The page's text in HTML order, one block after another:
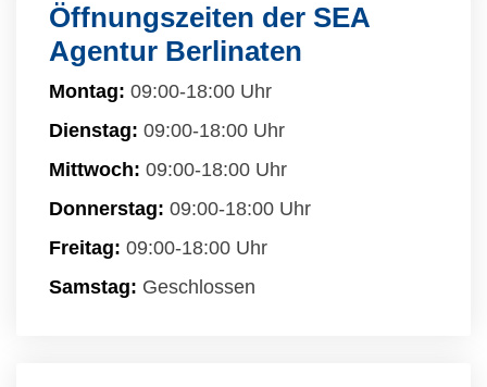
Öffnungszeiten der SEA
Agentur Berlinaten
Montag: 09:00-18:00 Uhr
Dienstag: 09:00-18:00 Uhr
Mittwoch: 09:00-18:00 Uhr
Donnerstag: 09:00-18:00 Uhr
Freitag: 09:00-18:00 Uhr
Samstag: Geschlossen